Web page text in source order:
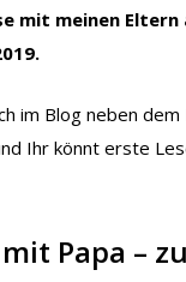
mit meinen
im Blog neben dem
Ihr könnt erste
Papa –